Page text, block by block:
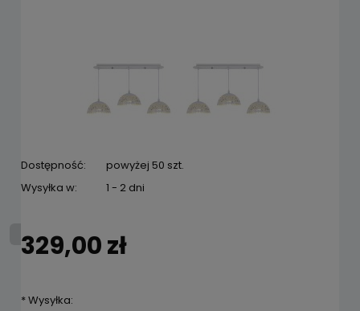
Dostępność:
powyżej 50 szt.
Wysyłka w:
1 - 2 dni
329,00 zł
*Wysyłka: